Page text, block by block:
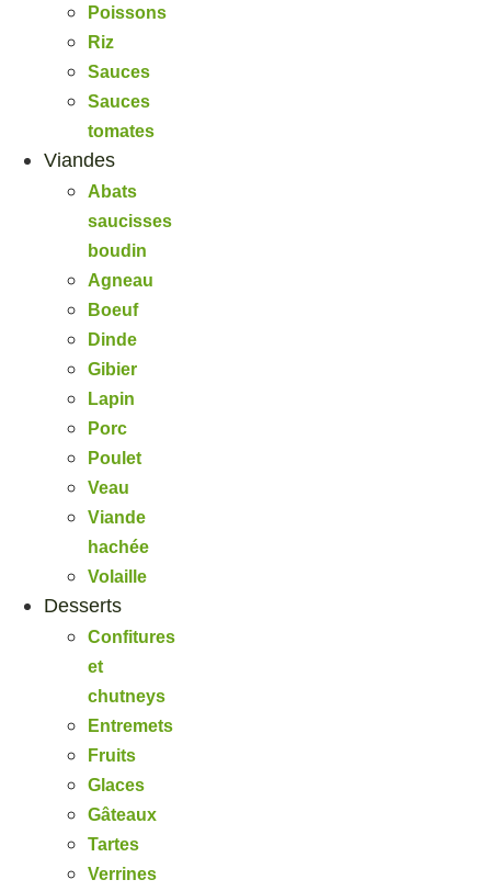
Poissons
Riz
Sauces
Sauces
tomates
Viandes
Abats
saucisses
boudin
Agneau
Boeuf
Dinde
Gibier
Lapin
Porc
Poulet
Veau
Viande
hachée
Volaille
Desserts
Confitures
et
chutneys
Entremets
Fruits
Glaces
Gâteaux
Tartes
Verrines